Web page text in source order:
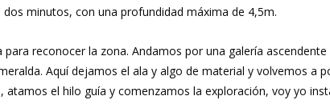
minutos, con una profundidad máxima de 4,5m.
reconocer la zona. Andamos por una galería
Aquí dejamos el ala y algo de material y volvemos a
el hilo guía y comenzamos la exploración, voy yo